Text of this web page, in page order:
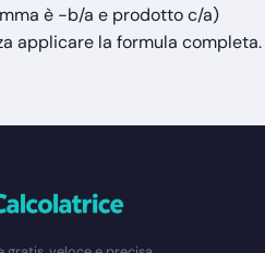
è −b/a e prodotto c/a)
applicare la formula completa.